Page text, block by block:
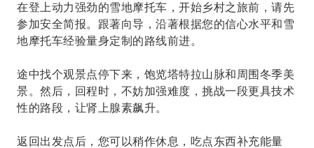
在登上动力强劲的雪地摩托车，开始乡村之旅前，请先
参加安全简报。跟著向导，沿著根据您的信心水平和雪
地摩托车经验量身定制的路线前进。
途中找个观景点停下来，饱览塔特拉山脉和周围冬季美
景。然后，回程时，不妨加强难度，挑战一段更具技术
性的路段，让肾上腺素飙升。
返回出发点后，您可以稍作休息，吃点东西补充能量